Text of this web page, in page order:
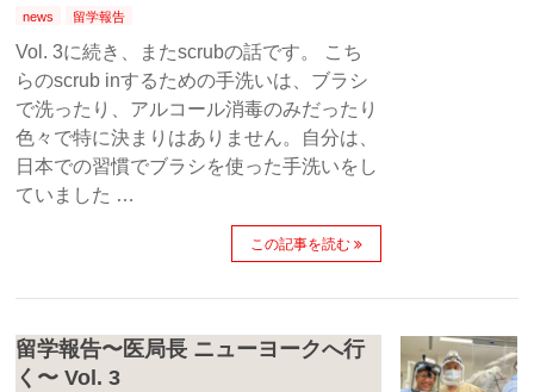
news 留学報告
Vol. 3に続き、またscrubの話です。 こち
らのscrub inするための手洗いは、ブラシ
で洗ったり、アルコール消毒のみだったり
色々で特に決まりはありません。自分は、
日本での習慣でブラシを使った手洗いをし
ていました …
この記事を読む
留学報告〜医局長 ニューヨークへ行
く〜 Vol. 3